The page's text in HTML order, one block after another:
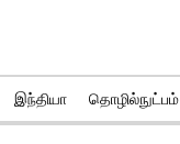
இந்தியா தொழில்நுட்பம்